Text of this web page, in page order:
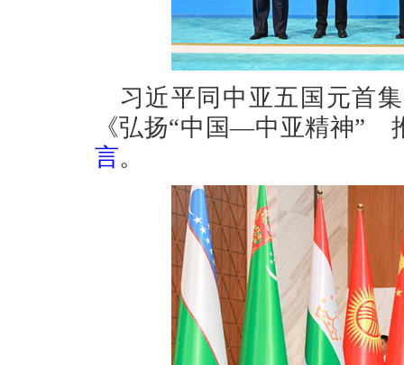
习近平同中亚五国元首
《弘扬“中国—中亚精神”
言。